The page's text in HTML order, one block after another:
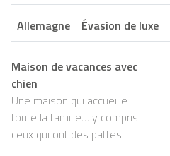
Allemagne Évasion de luxe
Maison de vacances avec
chien
Une maison qui accueille
toute la famille… y compris
ceux qui ont des pattes